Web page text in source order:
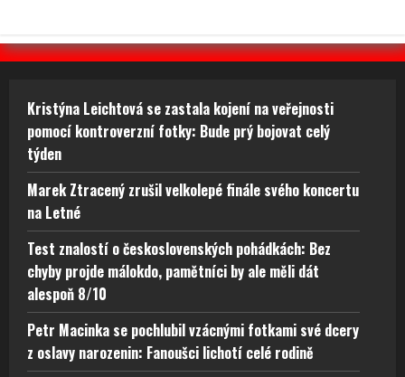
Kristýna Leichtová se zastala kojení na veřejnosti
pomocí kontroverzní fotky: Bude prý bojovat celý
týden
Marek Ztracený zrušil velkolepé finále svého koncertu
na Letné
Test znalostí o československých pohádkách: Bez
chyby projde málokdo, pamětníci by ale měli dát
alespoň 8/10
Petr Macinka se pochlubil vzácnými fotkami své dcery
z oslavy narozenin: Fanoušci lichotí celé rodině